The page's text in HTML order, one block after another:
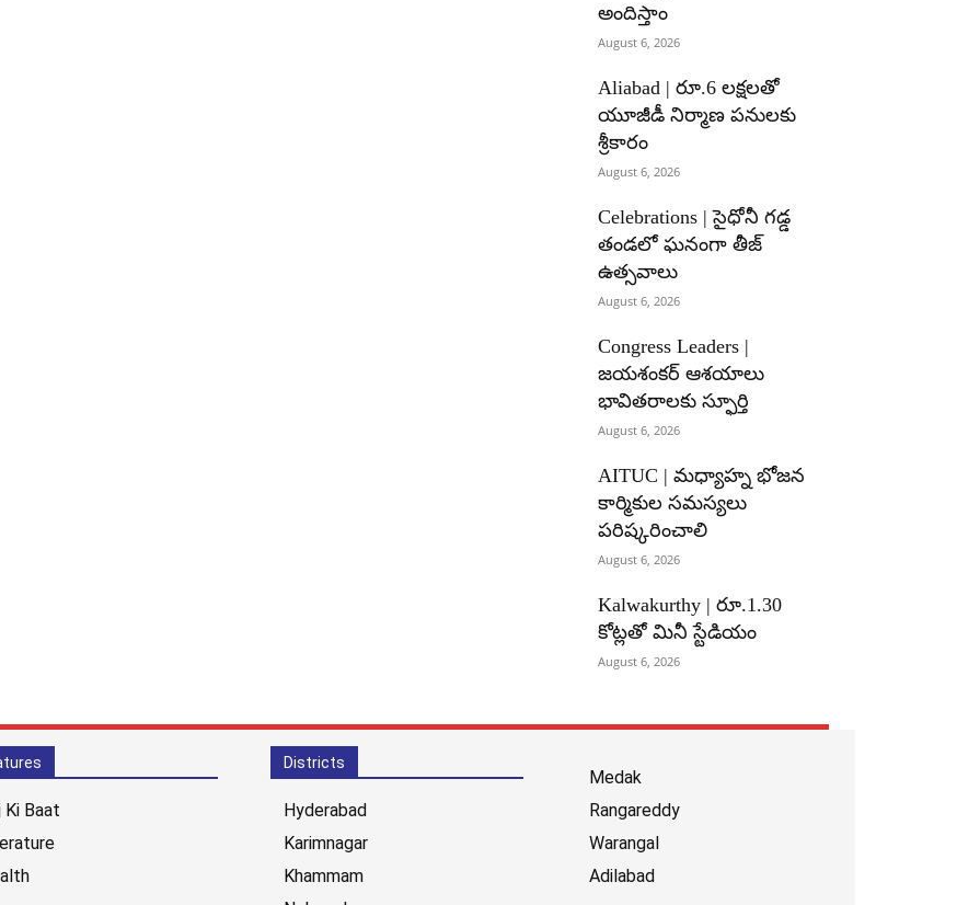
అందిస్తాం
August 6, 2026
Aliabad | రూ.6 లక్షలతో
యూజీడీ నిర్మాణ పనులకు
శ్రీకారం
August 6, 2026
Celebrations | సైధోనీ గడ్డ
తండలో ఘనంగా తీజ్
ఉత్సవాలు
August 6, 2026
Congress Leaders |
జయశంకర్ ఆశయాలు
భావితరాలకు స్ఫూర్తి
August 6, 2026
AITUC | మధ్యాహ్న భోజన
కార్మికుల సమస్యలు
పరిష్కరించాలి
August 6, 2026
Kalwakurthy | రూ.1.30
కోట్లతో మినీ స్టేడియం
August 6, 2026
Ki Baat
Districts
Hyderabad
Karimnagar
Khammam
Medak
Rangareddy
Warangal
Adilabad